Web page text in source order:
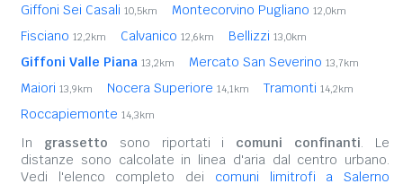
Giffoni Sei Casali 10,5km Montecorvino Pugliano 12,0km
Fisciano 12,2km Calvanico 12,6km Bellizzi 13,0km
Giffoni Valle Piana 13,2km Mercato San Severino 13,7km
Maiori 13,9km Nocera Superiore 14,1km Tramonti 14,2km
Roccapiemonte 14,3km
In grassetto sono riportati i comuni confinanti. Le
distanze sono calcolate in linea d'aria dal centro urbano.
Vedi l'elenco completo dei comuni limitrofi a Salerno